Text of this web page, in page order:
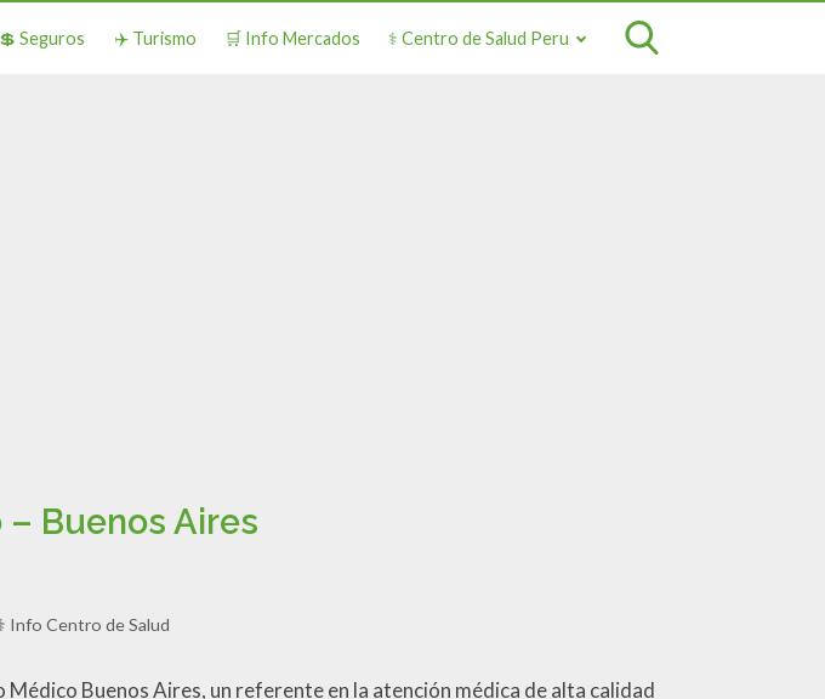
💲 Seguros ✈️ Turismo 🛒 Info Mercados ⚕️ Centro de Salud Peru
Buenos Aires
Info Centro de Salud
Buenos Aires, un referente en la atención médica de alta calidad